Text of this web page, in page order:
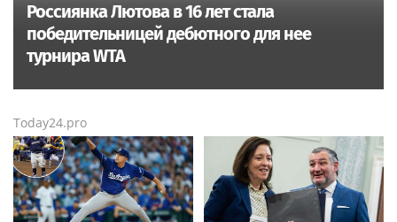
Россиянка Лютова в 16 лет стала
победительницей дебютного для нее
турнира WTA
Today24.pro